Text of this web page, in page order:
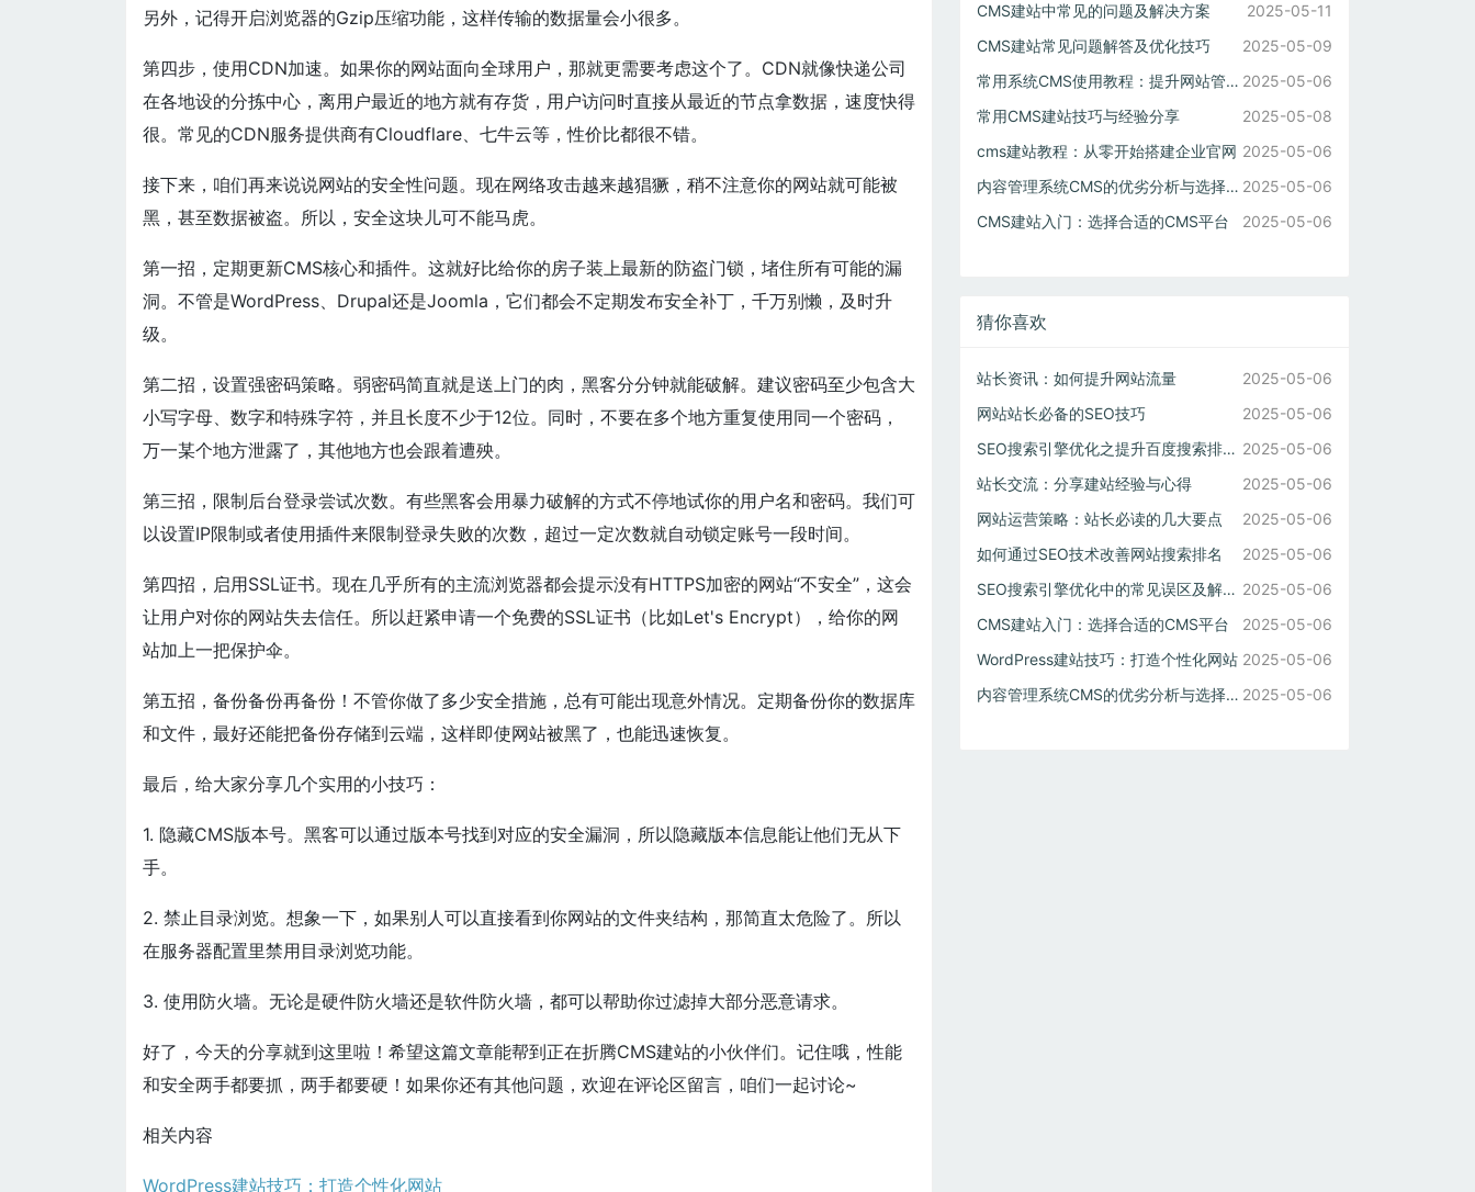
另外，记得开启浏览器的Gzip压缩功能，这样传输的数据量会小很多。
第四步，使用CDN加速。如果你的网站面向全球用户，那就更需要考虑这个了。CDN就像快递公司
在各地设的分拣中心，离用户最近的地方就有存货，用户访问时直接从最近的节点拿数据，速度快得
很。常见的CDN服务提供商有Cloudflare、七牛云等，性价比都很不错。
接下来，咱们再来说说网站的安全性问题。现在网络攻击越来越猖獗，稍不注意你的网站就可能被
黑，甚至数据被盗。所以，安全这块儿可不能马虎。
第一招，定期更新CMS核心和插件。这就好比给你的房子装上最新的防盗门锁，堵住所有可能的漏
洞。不管是WordPress、Drupal还是Joomla，它们都会不定期发布安全补丁，千万别懒，及时升
级。
第二招，设置强密码策略。弱密码简直就是送上门的肉，黑客分分钟就能破解。建议密码至少包含大
小写字母、数字和特殊字符，并且长度不少于12位。同时，不要在多个地方重复使用同一个密码，
万一某个地方泄露了，其他地方也会跟着遭殃。
第三招，限制后台登录尝试次数。有些黑客会用暴力破解的方式不停地试你的用户名和密码。我们可
以设置IP限制或者使用插件来限制登录失败的次数，超过一定次数就自动锁定账号一段时间。
第四招，启用SSL证书。现在几乎所有的主流浏览器都会提示没有HTTPS加密的网站“不安全”，这会
让用户对你的网站失去信任。所以赶紧申请一个免费的SSL证书（比如Let's Encrypt），给你的网
站加上一把保护伞。
第五招，备份备份再备份！不管你做了多少安全措施，总有可能出现意外情况。定期备份你的数据库
和文件，最好还能把备份存储到云端，这样即使网站被黑了，也能迅速恢复。
最后，给大家分享几个实用的小技巧：
1. 隐藏CMS版本号。黑客可以通过版本号找到对应的安全漏洞，所以隐藏版本信息能让他们无从下
手。
2. 禁止目录浏览。想象一下，如果别人可以直接看到你网站的文件夹结构，那简直太危险了。所以
在服务器配置里禁用目录浏览功能。
3. 使用防火墙。无论是硬件防火墙还是软件防火墙，都可以帮助你过滤掉大部分恶意请求。
好了，今天的分享就到这里啦！希望这篇文章能帮到正在折腾CMS建站的小伙伴们。记住哦，性能
和安全两手都要抓，两手都要硬！如果你还有其他问题，欢迎在评论区留言，咱们一起讨论~
相关内容
WordPress建站技巧：打造个性化网站
CMS建站中常见的问题及解决方案
2025-05-11
CMS建站常见问题解答及优化技巧
2025-05-09
常用系统CMS使用教程：提升网站管理效率的方法 2025-05-06
常用CMS建站技巧与经验分享
2025-05-08
cms建站教程：从零开始搭建企业官网 2025-05-06
内容管理系统CMS的优劣分析与选择建议 2025-05-06
CMS建站入门：选择合适的CMS平台
2025-05-06
猜你喜欢
站长资讯：如何提升网站流量
2025-05-06
网站站长必备的SEO技巧
2025-05-06
SEO搜索引擎优化之提升百度搜索排名技巧 2025-05-06
站长交流：分享建站经验与心得
2025-05-06
网站运营策略：站长必读的几大要点
2025-05-06
如何通过SEO技术改善网站搜索排名
2025-05-06
SEO搜索引擎优化中的常见误区及解决方法 2025-05-06
CMS建站入门：选择合适的CMS平台
2025-05-06
WordPress建站技巧：打造个性化网站 2025-05-06
内容管理系统CMS的优劣分析与选择建议 2025-05-06